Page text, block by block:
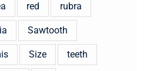
red rubra
Sawtooth
Size teeth